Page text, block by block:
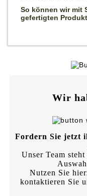
So können wir mit
gefertigten
Wir
Fordern Sie jetzt
Unser Team
Nutzen Sie
kontaktieren Sie